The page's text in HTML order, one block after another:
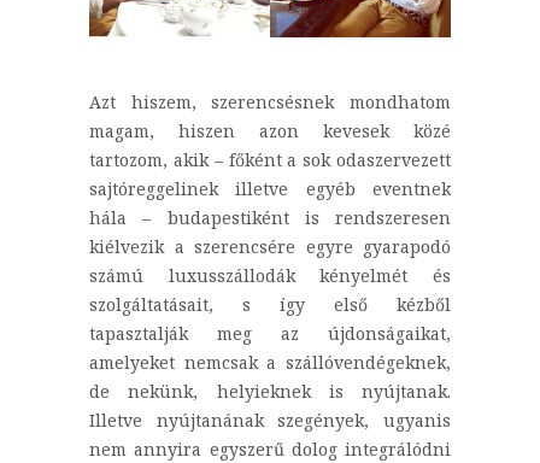
Azt hiszem, szerencsésnek mondhatom
magam, hiszen azon kevesek közé
tartozom, akik – főként a sok odaszervezett
sajtóreggelinek illetve egyéb eventnek
hála – budapestiként is rendszeresen
kiélvezik a szerencsére egyre gyarapodó
számú luxusszállodák kényelmét és
szolgáltatásait, s így első kézből
tapasztalják meg az újdonságaikat,
amelyeket nemcsak a szállóvendégeknek,
de nekünk, helyieknek is nyújtanak.
Illetve nyújtanának szegények, ugyanis
nem annyira egyszerű dolog integrálódni